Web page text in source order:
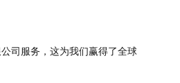
司服务，这为我们赢得了全球